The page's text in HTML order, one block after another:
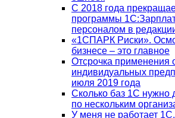
С 2018 года
программы
персоналом в
«1СПАРК Риски».
бизнесе – это главное
Отсрочка применения
индивидуальных
июля 2019 года
Сколько баз 1C нужно
по нескольким
У меня не работает